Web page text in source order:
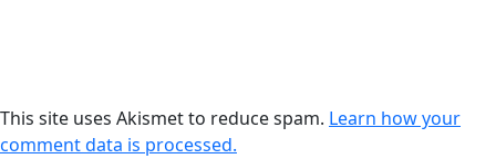
This site uses Akismet to reduce spam. Learn how your
comment data is processed.